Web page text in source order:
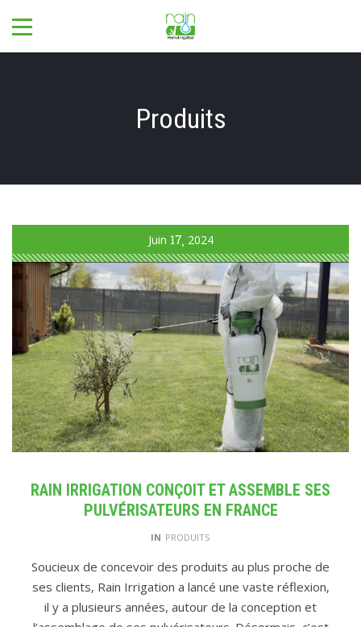
Produits
Juin 17 2024
RAIN IRRIGATION CONÇOIT ET ASSEMBLE SES
PULVÉRISATEURS EN FRANCE
IN PRODUITS
Soucieux de concevoir des produits au plus proche de
ses clients, Rain Irrigation a lancé une vaste réflexion,
il y a plusieurs années, autour de la conception et